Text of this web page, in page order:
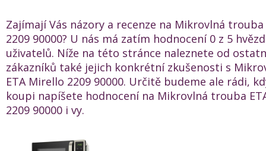
Zajímají Vás názory a recenze na Mikrovlná
2209 90000? U nás má zatím hodnocení 0 z 5
uživatelů. Níže na této stránce naleznete od
zákazníků také jejich konkrétní zkušenosti s
ETA Mirello 2209 90000. Určitě budeme ale rádi,
koupi napíšete hodnocení na Mikrovlná trouba
2209 90000 i vy.